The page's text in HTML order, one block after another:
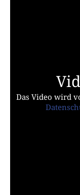
Das Video wird